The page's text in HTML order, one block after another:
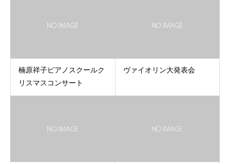
楠原祥子ピアノスクールク
リスマスコンサート
ヴァイオリン大発表会